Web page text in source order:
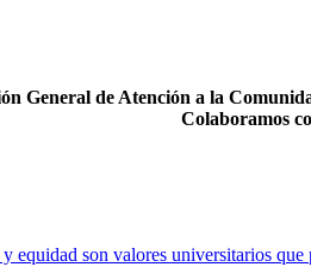
General de Atención a la
Colaboramos
equidad son valores universitarios que